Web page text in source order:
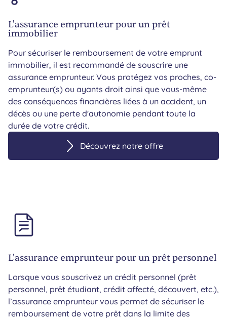
L'assurance emprunteur pour un prêt
immobilier
Pour sécuriser le remboursement de votre emprunt
immobilier, il est recommandé de souscrire une
assurance emprunteur. Vous protégez vos proches, co-
emprunteur(s) ou ayants droit ainsi que vous-même
des conséquences financières liées à un accident, un
décès ou une perte d'autonomie pendant toute la
durée de votre crédit.
Découvrez notre offre
L'assurance emprunteur pour un prêt personnel
Lorsque vous souscrivez un crédit personnel (prêt
personnel, prêt étudiant, crédit affecté, découvert, etc.),
l’assurance emprunteur vous permet de sécuriser le
remboursement de votre prêt dans la limite des